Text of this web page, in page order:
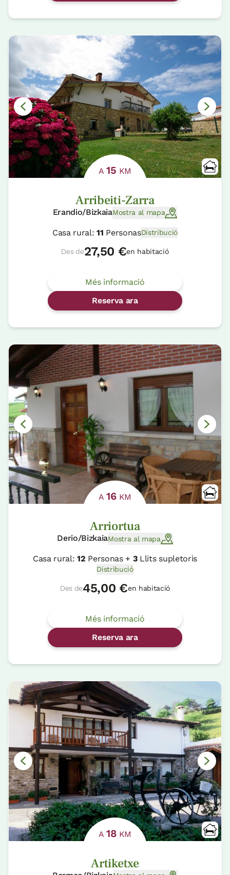
A15 KM
Arribeiti-Zarra
Erandio/BizkaiaMostra al mapa
Casa rural:11 PersonasDistribució
Des de27,50 €en habitació
Més informació
Reserva ara
A16KM
Arriortua
Derio/BizkaiaMostra al mapa
Casa rural:12 Personas + 3Llits supletoris
Distribució
Des de45,00 €en habitació
Més informació
Reserva ara
A18KM
Artiketxe